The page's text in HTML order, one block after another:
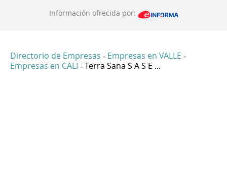
Información ofrecida por:
Directorio de Empresas - Empresas en VALLE -
Empresas en CALI - Terra Sana S A S E ...